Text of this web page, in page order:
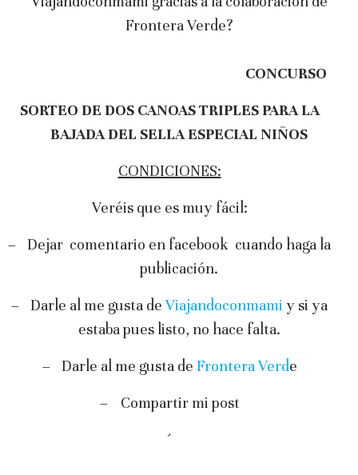
Frontera Verde?
CONCURSO
SORTEO DE DOS CANOAS TRIPLES PARA LA
BAJADA DEL SELLA ESPECIAL NIÑOS
CONDICIONES:
Veréis que es muy fácil:
–
Dejar comentario en facebook cuando haga la
publicación.
–
Darle al me gusta de Viajandoconmami y si ya
estaba pues listo, no hace falta.
–
Darle al me gusta de Frontera Verde
– Compartir mi post
´